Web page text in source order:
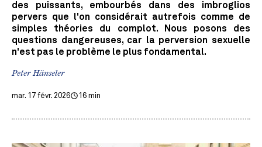
des puissants, embourbés dans des imbroglios
pervers que l'on considérait autrefois comme de
simples théories du complot. Nous posons des
questions dangereuses, car la perversion sexuelle
n'est pas le problème le plus fondamental.
Peter Hänseler
mar. 17 févr. 2026 16 min